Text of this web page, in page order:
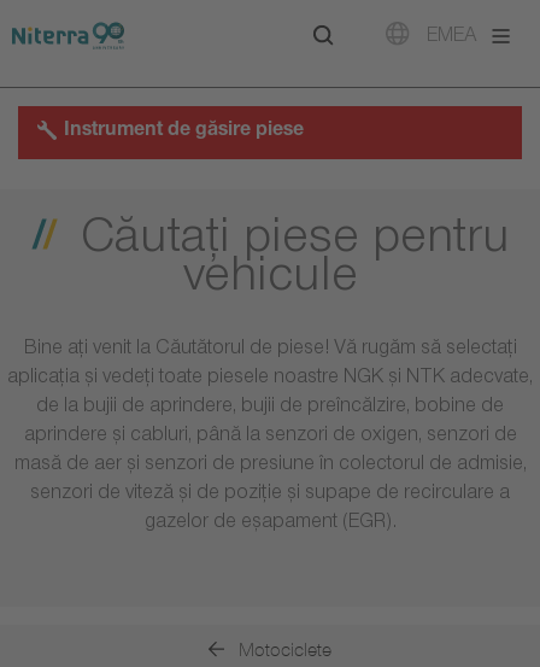
to
to
to
EMEA
Instrument de găsire piese
Căutaţi piese pentru
vehicule
Bine ați venit la Căutătorul de piese! Vă rugăm să selectați
aplicația și vedeți toate piesele noastre NGK și NTK adecvate,
de la bujii de aprindere, bujii de preîncălzire, bobine de
aprindere și cabluri, până la senzori de oxigen, senzori de
masă de aer și senzori de presiune în colectorul de admisie,
senzori de viteză și de poziție și supape de recirculare a
gazelor de eșapament (EGR).
Motociclete